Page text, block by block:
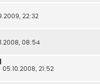
22:32
08:54
05.10.2008, 21:52